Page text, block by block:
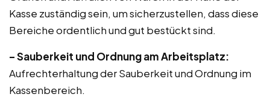
Kasse zuständig sein, um sicherzustellen, dass diese
Bereiche ordentlich und gut bestückt sind.
– Sauberkeit und Ordnung am Arbeitsplatz:
Aufrechterhaltung der Sauberkeit und Ordnung im
Kassenbereich.